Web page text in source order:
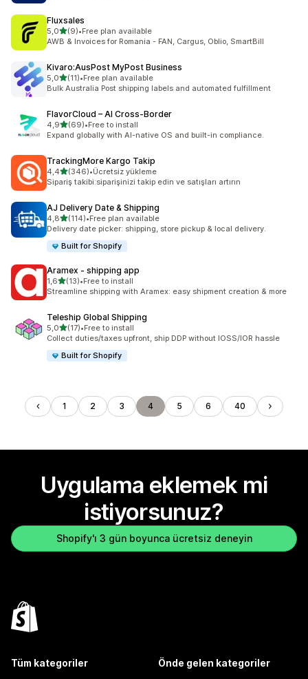
Fluxsales
5,05 yıldız üzerinden
(9)
toplam 9 değerlendirme
•Free plan available
AWB & Invoices for Romania - FAN, Cargus, Oblio, SmartBill
Kivaro:AusPost MyPost Business
5,05 yıldız üzerinden
(11)
toplam 11 değerlendirme
•Free plan available
Bulk Australia Post shipping labels and automated fulfillment
FlavorCloud – AI Cross‑Border
4,95 yıldız üzerinden
(69)
toplam 69 değerlendirme
•Free to install
Expand globally with AI-native OS and built-in compliance.
TrackingMore Kargo Takip
4,45 yıldız üzerinden
(346)
toplam 346 değerlendirme
•Ücretsiz yükleme
Sipariş takibi:siparişinizi takip edin ve satışları artırın
AJ Delivery Date & Shipping
4,85 yıldız üzerinden
(114)
toplam 114 değerlendirme
•Free plan available
Delivery date picker: shipping, store pickup & local delivery.
Built for Shopify
Aramex ‑ shipping app
1,65 yıldız üzerinden
(13)
toplam 13 değerlendirme
•Free to install
Streamline shipping with Aramex: easy shipment creation & more
Teleship Global Shipping
5,05 yıldız üzerinden
(17)
toplam 17 değerlendirme
•Free to install
Collect duties/taxes upfront, ship DDP without IOSS/IOR hassle
Built for Shopify
1 2 3 4 5 6 40
Uygulama eklemek mi
istiyorsunuz?
Shopify'ı 3 gün boyunca ücretsiz deneyin
Tüm kategoriler Önde gelen kategoriler